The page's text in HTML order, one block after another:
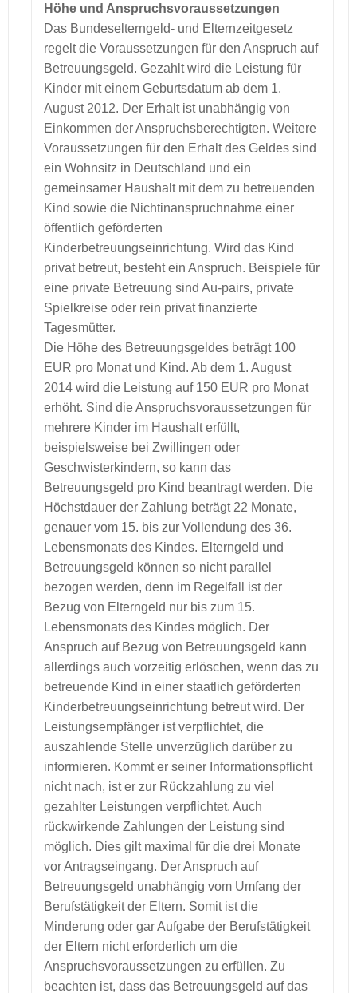
Höhe und Anspruchsvoraussetzungen
Das Bundeselterngeld- und Elternzeitgesetz
regelt die Voraussetzungen für den Anspruch auf
Betreuungsgeld. Gezahlt wird die Leistung für
Kinder mit einem Geburtsdatum ab dem 1.
August 2012. Der Erhalt ist unabhängig von
Einkommen der Anspruchsberechtigten. Weitere
Voraussetzungen für den Erhalt des Geldes sind
ein Wohnsitz in Deutschland und ein
gemeinsamer Haushalt mit dem zu betreuenden
Kind sowie die Nichtinanspruchnahme einer
öffentlich geförderten
Kinderbetreuungseinrichtung. Wird das Kind
privat betreut, besteht ein Anspruch. Beispiele für
eine private Betreuung sind Au-pairs, private
Spielkreise oder rein privat finanzierte
Tagesmütter.
Die Höhe des Betreuungsgeldes beträgt 100
EUR pro Monat und Kind. Ab dem 1. August
2014 wird die Leistung auf 150 EUR pro Monat
erhöht. Sind die Anspruchsvoraussetzungen für
mehrere Kinder im Haushalt erfüllt,
beispielsweise bei Zwillingen oder
Geschwisterkindern, so kann das
Betreuungsgeld pro Kind beantragt werden. Die
Höchstdauer der Zahlung beträgt 22 Monate,
genauer vom 15. bis zur Vollendung des 36.
Lebensmonats des Kindes. Elterngeld und
Betreuungsgeld können so nicht parallel
bezogen werden, denn im Regelfall ist der
Bezug von Elterngeld nur bis zum 15.
Lebensmonats des Kindes möglich. Der
Anspruch auf Bezug von Betreuungsgeld kann
allerdings auch vorzeitig erlöschen, wenn das zu
betreuende Kind in einer staatlich geförderten
Kinderbetreuungseinrichtung betreut wird. Der
Leistungsempfänger ist verpflichtet, die
auszahlende Stelle unverzüglich darüber zu
informieren. Kommt er seiner Informationspflicht
nicht nach, ist er zur Rückzahlung zu viel
gezahlter Leistungen verpflichtet. Auch
rückwirkende Zahlungen der Leistung sind
möglich. Dies gilt maximal für die drei Monate
vor Antragseingang. Der Anspruch auf
Betreuungsgeld unabhängig vom Umfang der
Berufstätigkeit der Eltern. Somit ist die
Minderung oder gar Aufgabe der Berufstätigkeit
der Eltern nicht erforderlich um die
Anspruchsvoraussetzungen zu erfüllen. Zu
beachten ist, dass das Betreuungsgeld auf das